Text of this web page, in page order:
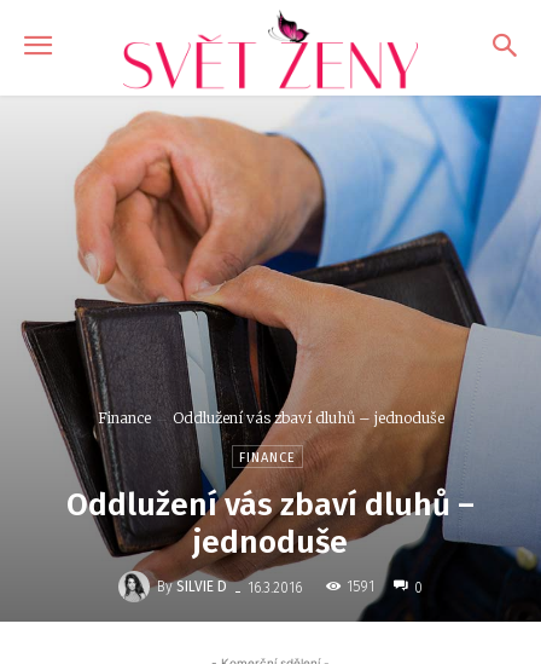
Finance Oddlužení vás zbaví dluhů – jednoduše
FINANCE
Oddlužení vás zbaví dluhů –
jednoduše
By SILVIE D - 16.3.2016 1591 0